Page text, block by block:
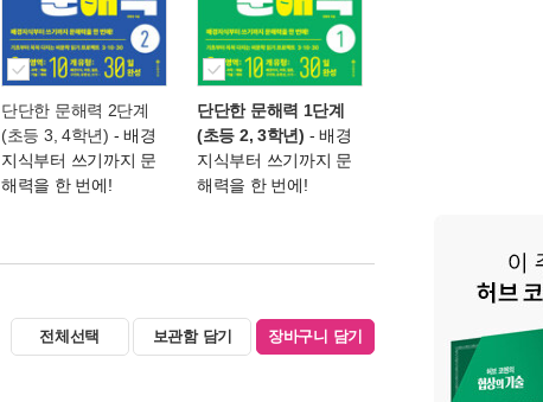
단단한 문해력 2단계
(초등 3, 4학년) - 배경
지식부터 쓰기까지 문
해력을 한 번에!
단단한 문해력 1단계
(초등 2, 3학년) - 배경
지식부터 쓰기까지 문
해력을 한 번에!
전체선택 보관함 담기 장바구니 담기